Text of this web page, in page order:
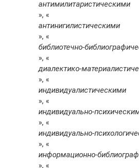
антимилитаристическими
», «
антинигилистическими
», «
библиотечно-
», «
диалектико-
», «
индивидуалистическими
», «
индивидуально-
», «
индивидуально-
», «
информационно-
», «